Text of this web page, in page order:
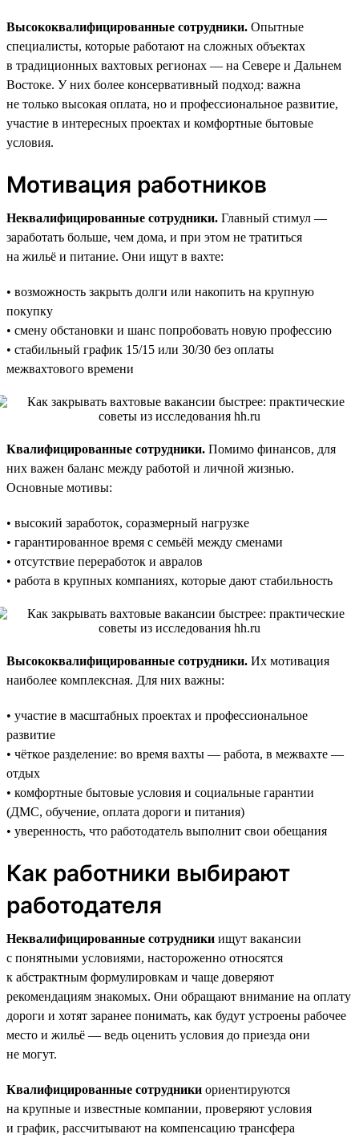
Высококвалифицированные сотрудники. Опытные
специалисты, которые работают на сложных объектах
в традиционных вахтовых регионах — на Севере и Дальнем
Востоке. У них более консервативный подход: важна
не только высокая оплата, но и профессиональное развитие,
участие в интересных проектах и комфортные бытовые
условия.
Мотивация работников
Неквалифицированные сотрудники. Главный стимул —
заработать больше, чем дома, и при этом не тратиться
на жильё и питание. Они ищут в вахте:
• возможность закрыть долги или накопить на крупную
покупку
• смену обстановки и шанс попробовать новую профессию
• стабильный график 15/15 или 30/30 без оплаты
межвахтового времени
Квалифицированные сотрудники. Помимо финансов, для
них важен баланс между работой и личной жизнью.
Основные мотивы:
• высокий заработок, соразмерный нагрузке
• гарантированное время с семьёй между сменами
• отсутствие переработок и авралов
• работа в крупных компаниях, которые дают стабильность
Высококвалифицированные сотрудники. Их мотивация
наиболее комплексная. Для них важны:
• участие в масштабных проектах и профессиональное
развитие
• чёткое разделение: во время вахты — работа, в межвахте —
отдых
• комфортные бытовые условия и социальные гарантии
(ДМС, обучение, оплата дороги и питания)
• уверенность, что работодатель выполнит свои обещания
Как работники выбирают
работодателя
Неквалифицированные сотрудники ищут вакансии
с понятными условиями, настороженно относятся
к абстрактным формулировкам и чаще доверяют
рекомендациям знакомых. Они обращают внимание на оплату
дороги и хотят заранее понимать, как будут устроены рабочее
место и жильё — ведь оценить условия до приезда они
не могут.
Квалифицированные сотрудники ориентируются
на крупные и известные компании, проверяют условия
и график, рассчитывают на компенсацию трансфера